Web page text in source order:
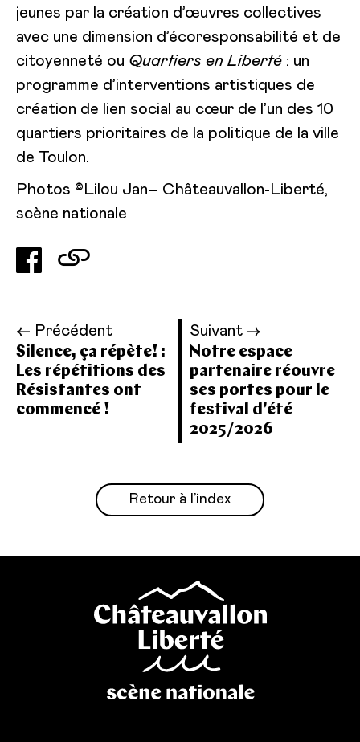
jeunes par la création d’œuvres collectives
avec une dimension d’écoresponsabilité et de
citoyenneté ou Quartiers en Liberté : un
programme d’interventions artistiques de
création de lien social au cœur de l’un des 10
quartiers prioritaires de la politique de la ville
de Toulon.
Photos ©Lilou Jan– Châteauvallon-Liberté,
scène nationale
← Précédent
Silence, ça répète! :
Les répétitions des
Résistantes ont
commencé !
Suivant →
Notre espace
partenaire réouvre
ses portes pour le
festival d'été
2025/2026
Retour à l’index